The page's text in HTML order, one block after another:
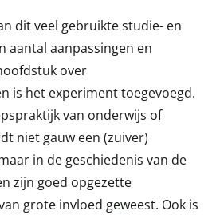
dit veel gebruikte studie- en
aantal aanpassingen en
over
is het experiment toegevoegd.
van onderwijs of
niet gauw een (zuiver)
in de geschiedenis van de
zijn goed opgezette
grote invloed geweest. Ook is